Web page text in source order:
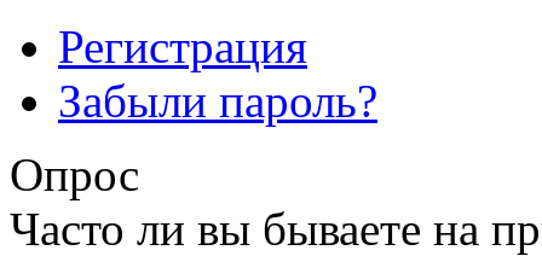
Регистрация
Забыли пароль?
Опрос
Часто ли вы бываете на